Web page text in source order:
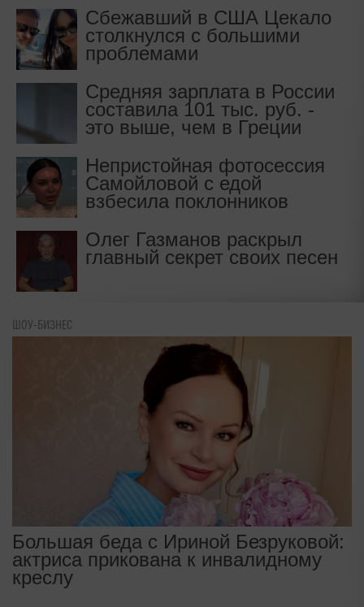
подставили
Сбежавший в США Цекало
столкнулся с большими
проблемами
Средняя зарплата в России
составила 101 тыс. руб. -
это выше, чем в Греции
Непристойная фотосессия
Самойловой с едой
взбесила поклонников
Олег Газманов раскрыл
главный секрет своих песен
ШОУ-БИЗНЕС
Большая беда с Ириной Безруковой:
актриса прикована к инвалидному
креслу